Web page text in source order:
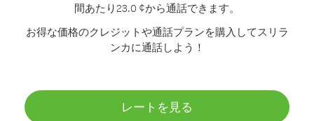
間あたり23.0 ¢から通話できます。
お得な価格のクレジットや通話プランを購入してスリラ
ンカに通話しよう！
レートを見る